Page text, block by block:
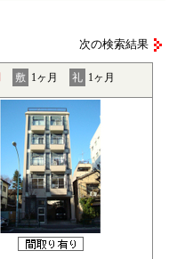
次の検索結果
敷 1ヶ月 礼 1ヶ月